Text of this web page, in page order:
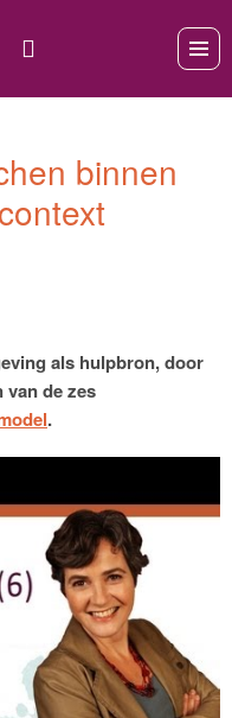
binnen
als hulpbron, door
van de zes
.